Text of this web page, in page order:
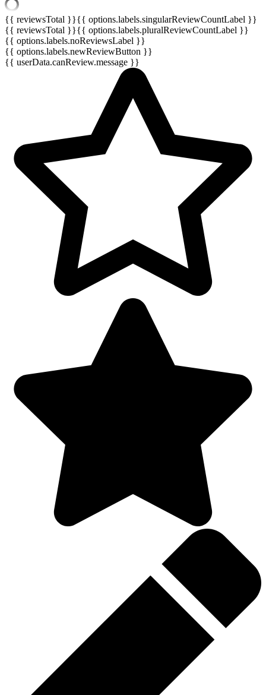
{{ reviewsTotal }}{{ options.labels.singularReviewCountLabel }}
{{ reviewsTotal }}{{ options.labels.pluralReviewCountLabel }}
{{ options.labels.noReviewsLabel }}
{{ options.labels.newReviewButton }}
{{ userData.canReview.message }}